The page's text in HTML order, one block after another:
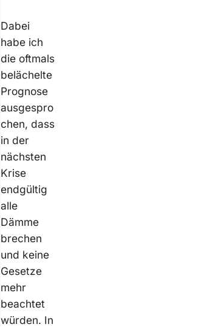
Dabei
habe ich
die oftmals
belächelte
Prognose
ausgespro
chen, dass
in der
nächsten
Krise
endgültig
alle
Dämme
brechen
und keine
Gesetze
mehr
beachtet
würden. In